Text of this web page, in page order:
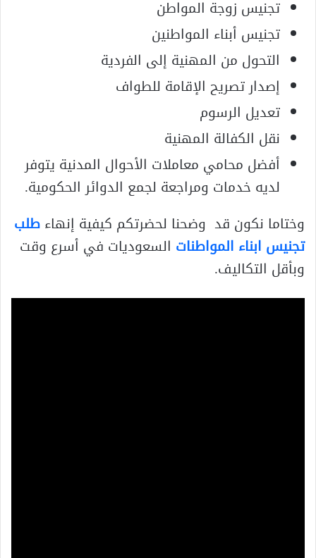
تجنيس زوجة المواطن
تجنيس أبناء المواطنين
التحول من المهنية إلى الفردية
إصدار تصريح الإقامة للطواف
تعديل الرسوم
نقل الكفالة المهنية
أفضل محامي معاملات الأحوال المدنية يتوفر
لديه خدمات ومراجعة لجمع الدوائر الحكومية.
وختاما نكون قد وضحنا لحضرتكم كيفية إنهاءطلب
تجنيس ابناء المواطنات السعوديات في أسرع وقت
وبأقل التكاليف.